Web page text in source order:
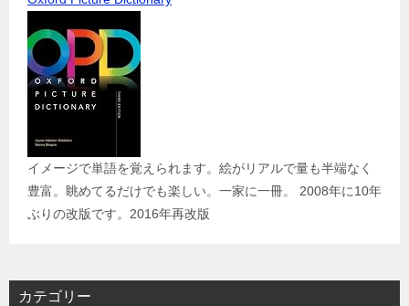
イメージで単語を覚えられます。絵がリアルで量も半端なく
豊富。眺めてるだけでも楽しい。一家に一冊。 2008年に10年
ぶりの改版です。2016年再改版
カテゴリー